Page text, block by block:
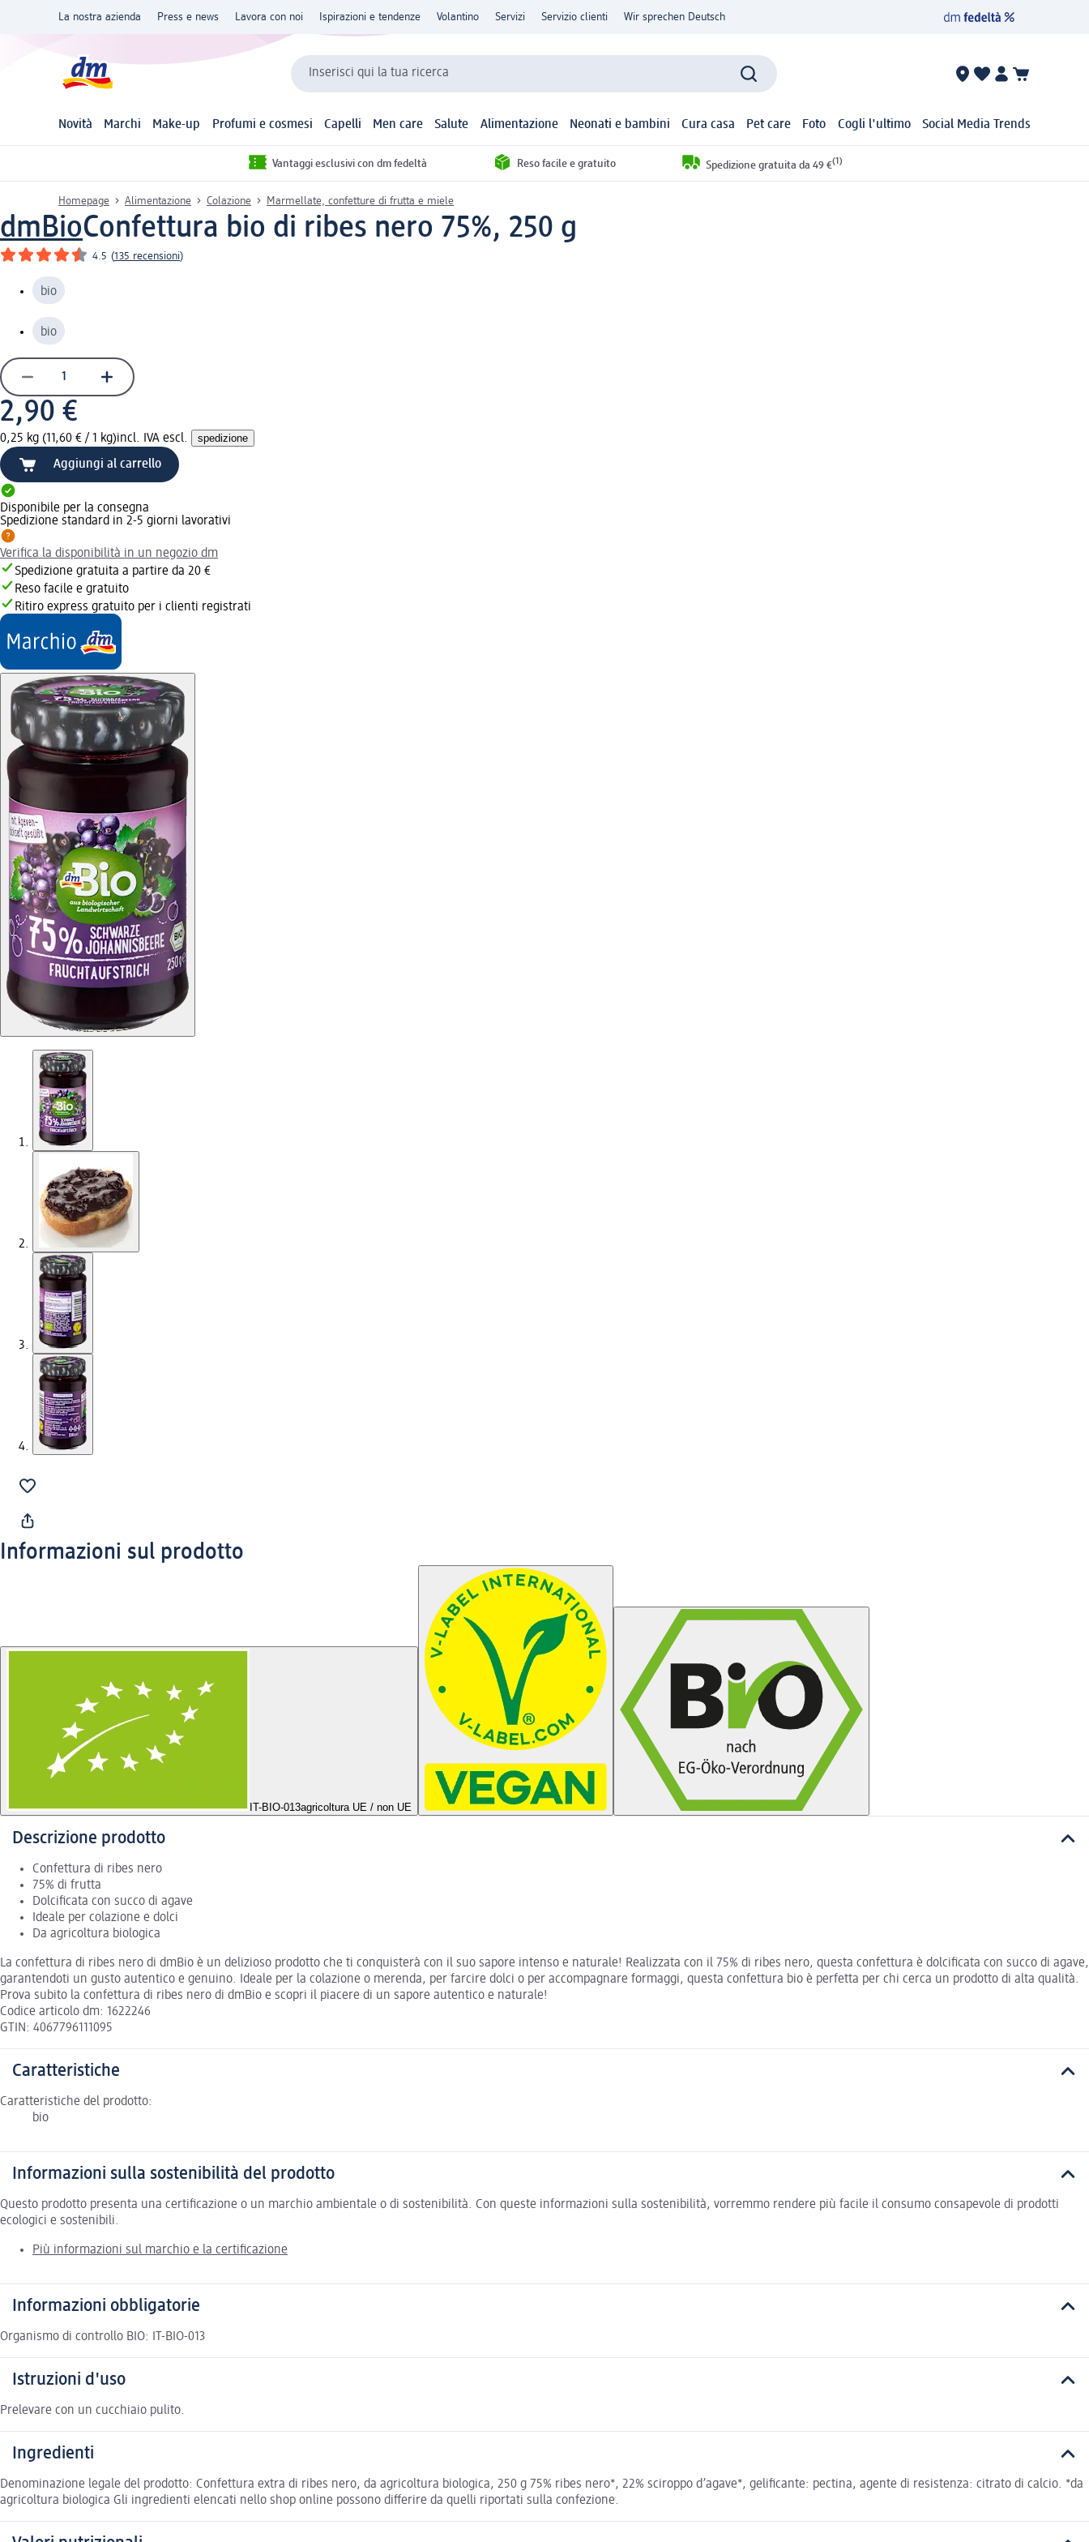
La nostra azienda Press e news Lavora con noi Ispirazioni e tendenze Volantino Servizi Servizio clienti Wir sprechen Deutsch
Inserisci qui la tua ricerca
Novità Marchi Make-up Profumi e cosmesi Capelli Men care Salute Alimentazione Neonati e bambini Cura casa Pet care Foto Cogli l'ultimo Social Media Trends
Vantaggi esclusivi con dm fedeltà Reso facile e gratuito Spedizione gratuita da 49 €(1)
Homepage Alimentazione Colazione Marmellate, confetture di frutta e miele
dmBioConfettura bio di ribes nero 75%, 250 g
4.5 (135 recensioni)
bio
bio
2,90 €
0,25 kg (11,60 € / 1 kg)incl. IVA escl. spedizione
Aggiungi al carrello
Disponibile per la consegna
Spedizione standard in 2-5 giorni lavorativi
Verifica la disponibilità in un negozio dm
Spedizione gratuita a partire da 20 €
Reso facile e gratuito
Ritiro express gratuito per i clienti registrati
Informazioni sul prodotto
IT-BIO-013agricoltura UE / non UE
Descrizione prodotto
Confettura di ribes nero
75% di frutta
Dolcificata con succo di agave
Ideale per colazione e dolci
Da agricoltura biologica
La confettura di ribes nero di dmBio è un delizioso prodotto che ti conquisterà con il suo sapore intenso e naturale! Realizzata con il 75% di ribes nero, questa confettura è dolcificata con succo di agave,
garantendoti un gusto autentico e genuino. Ideale per la colazione o merenda, per farcire dolci o per accompagnare formaggi, questa confettura bio è perfetta per chi cerca un prodotto di alta qualità.
Prova subito la confettura di ribes nero di dmBio e scopri il piacere di un sapore autentico e naturale!
Codice articolo dm: 1622246
GTIN: 4067796111095
Caratteristiche
Caratteristiche del prodotto:
bio
Informazioni sulla sostenibilità del prodotto
Questo prodotto presenta una certificazione o un marchio ambientale o di sostenibilità. Con queste informazioni sulla sostenibilità, vorremmo rendere più facile il consumo consapevole di prodotti
ecologici e sostenibili.
Più informazioni sul marchio e la certificazione
Informazioni obbligatorie
Organismo di controllo BIO: IT-BIO-013
Istruzioni d'uso
Prelevare con un cucchiaio pulito.
Ingredienti
Denominazione legale del prodotto: Confettura extra di ribes nero, da agricoltura biologica, 250 g 75% ribes nero*, 22% sciroppo d’agave*, gelificante: pectina, agente di resistenza: citrato di calcio. *da
agricoltura biologica Gli ingredienti elencati nello shop online possono differire da quelli riportati sulla confezione.